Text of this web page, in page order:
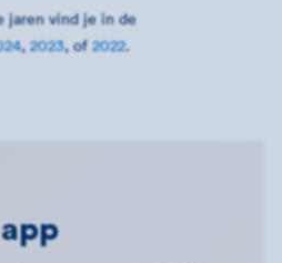
jaren vind je in de
,2023, of2022.